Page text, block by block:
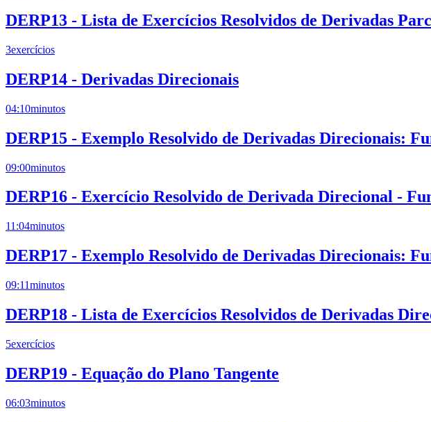
DERP13 - Lista de Exercícios Resolvidos de Derivadas
3exercícios
DERP14 - Derivadas Direcionais
04:10minutos
DERP15 - Exemplo Resolvido de Derivadas Direcionais:
09:00minutos
DERP16 - Exercício Resolvido de Derivada Direcional -
11:04minutos
DERP17 - Exemplo Resolvido de Derivadas Direcionais:
09:11minutos
DERP18 - Lista de Exercícios Resolvidos de Derivadas
5exercícios
DERP19 - Equação do Plano Tangente
06:03minutos